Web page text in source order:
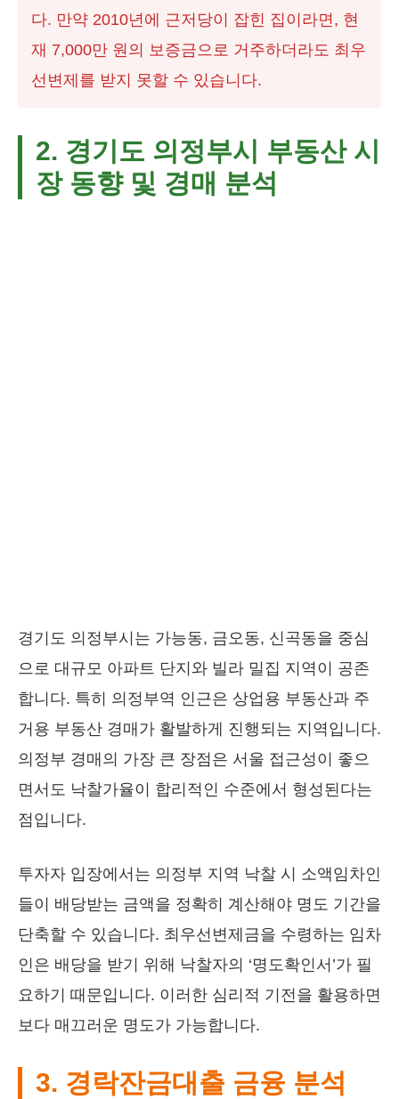
다. 만약 2010년에 근저당이 잡힌 집이라면, 현
재 7,000만 원의 보증금으로 거주하더라도 최우
선변제를 받지 못할 수 있습니다.
2. 경기도 의정부시 부동산 시
장 동향 및 경매 분석
경기도 의정부시는 가능동, 금오동, 신곡동을 중심
으로 대규모 아파트 단지와 빌라 밀집 지역이 공존
합니다. 특히 의정부역 인근은 상업용 부동산과 주
거용 부동산 경매가 활발하게 진행되는 지역입니다.
의정부 경매의 가장 큰 장점은 서울 접근성이 좋으
면서도 낙찰가율이 합리적인 수준에서 형성된다는
점입니다.
투자자 입장에서는 의정부 지역 낙찰 시 소액임차인
들이 배당받는 금액을 정확히 계산해야 명도 기간을
단축할 수 있습니다. 최우선변제금을 수령하는 임차
인은 배당을 받기 위해 낙찰자의 ‘명도확인서’가 필
요하기 때문입니다. 이러한 심리적 기전을 활용하면
보다 매끄러운 명도가 가능합니다.
3. 경락잔금대출 금융 분석